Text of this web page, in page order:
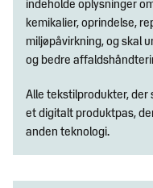
indeholde oplysninger
kemikalier, oprindelse,
miljøpåvirkning, og skal
og bedre
Alle tekstilprodukter, der
et digitalt produktpas,
anden teknologi.